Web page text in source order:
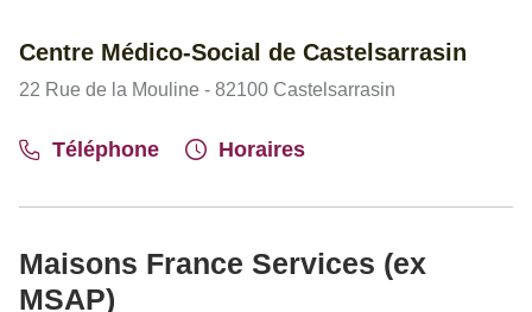
Centre Médico-Social de Castelsarrasin
22 Rue de la Mouline - 82100 Castelsarrasin
Téléphone Horaires
Maisons France Services (ex
MSAP)